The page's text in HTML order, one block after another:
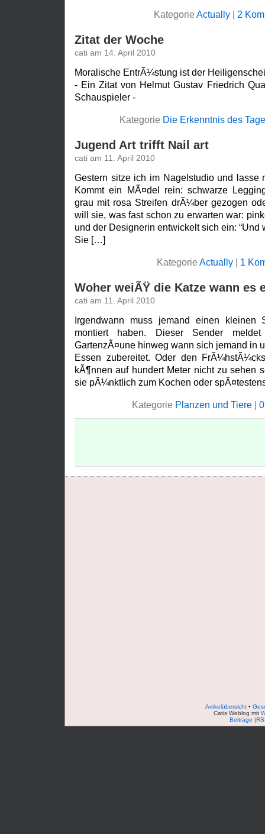
Kategorie Actually 2
Zitat der Woche
cati am 14. April 2010
Moralische EntrÃ¼stung ist der
- Ein Zitat von Helmut Gustav Friedrich
Schauspieler -
Kategorie Die Erkenntnis des
Jugend Art trifft Nail art
cati am 11. April 2010
Gestern sitze ich im Nagelstudio und lasse
Kommt ein MÃ¤del rein: schwarze
grau mit rosa Streifen drÃ¼ber gezogen
will sie, was fast schon zu erwarten war:
und der Designerin entwickelt sich ein: “Und
Sie […]
Kategorie Actually| 1
Woher weiÃŸ die Katze wann es
cati am 11. April 2010
Irgendwann muss jemand einen
montiert haben. Dieser Sender
GartenzÃ¤une hinweg wann sich jemand in
Essen zubereitet. Oder den
kÃ¶nnen auf hundert Meter nicht zu sehen
sie pÃ¼nktlich zum Kochen oder
Kategorie Planzen und Tiere
Artikelübersicht •
Catis Weblog mit
Beiträge